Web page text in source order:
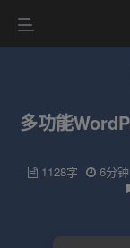
多功能
1128字 6分钟